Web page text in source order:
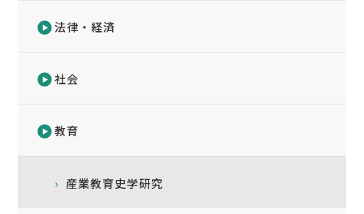
法律・経済
社会
教育
産業教育史学研究